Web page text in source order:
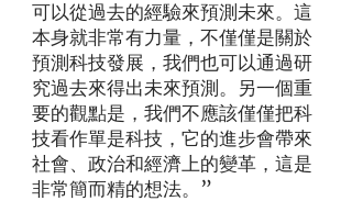
可以從過去的經驗來預測未來。這
本身就非常有力量，不僅僅是關於
預測科技發展，我們也可以通過研
究過去來得出未來預測。另一個重
要的觀點是，我們不應該僅僅把科
技看作單是科技，它的進步會帶來
社會、政治和經濟上的變革，這是
非常簡而精的想法。”